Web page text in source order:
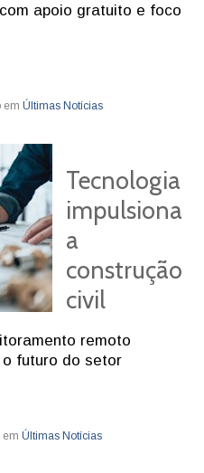
apoio gratuito e foco
em Últimas Notícias
Tecnologia
impulsiona
a
construção
civil
remoto
futuro do setor
em Últimas Notícias